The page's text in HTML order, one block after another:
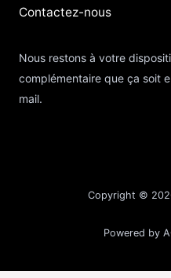
Contactez-nous​
Nous restons à votre
complémentaire que ça soit
mail.
Copyright ©
Powered by